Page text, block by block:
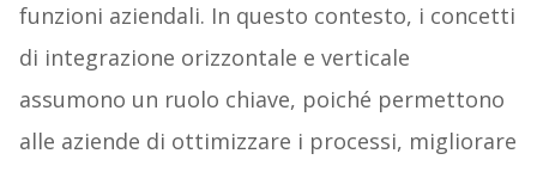
funzioni aziendali. In questo contesto, i concetti
di integrazione orizzontale e verticale
assumono un ruolo chiave, poiché permettono
alle aziende di ottimizzare i processi, migliorare